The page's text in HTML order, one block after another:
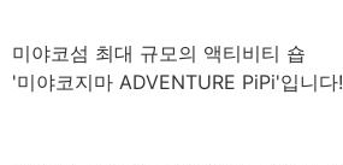
미야코섬 최대 규모의 액티비티 숍
'미야코지마 ADVENTURE PiPi'입니다!